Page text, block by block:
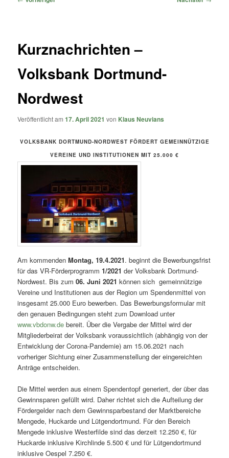
Kurznachrichten –
Volksbank Dortmund-
Nordwest
Veröffentlicht am17. April 2021 von Klaus Neuvians
VOLKSBANK DORTMUND-NORDWEST FÖRDERT GEMEINNÜTZIGE
VEREINE UND INSTITUTIONEN MIT 25.000 €
Am kommendenMontag, 19.4.2021. beginnt die Bewerbungsfrist
für das VR-Förderprogramm1/2021 der Volksbank Dortmund-
Nordwest. Bis zum06. Juni 2021 können sich gemeinnützige
Vereine und Institutionen aus der Region um Spendenmittel von
insgesamt 25.000 Euro bewerben. Das Bewerbungsformular mit
den genauen Bedingungen steht zum Download unter
www.vbdonw.de bereit. Über die Vergabe der Mittel wird der
Mitgliederbeirat der Volksbank voraussichtlich (abhängig von der
Entwicklung der Corona-Pandemie) am 15.06.2021 nach
vorheriger Sichtung einer Zusammenstellung der eingereichten
Anträge entscheiden.
Die Mittel werden aus einem Spendentopf generiert, der über das
Gewinnsparen gefüllt wird. Daher richtet sich die Aufteilung der
Fördergelder nach dem Gewinnsparbestand der Marktbereiche
Mengede, Huckarde und Lütgendortmund. Für den Bereich
Mengede inklusive Westerfilde sind das derzeit 12.250 €, für
Huckarde inklusive Kirchlinde 5.500 € und für Lütgendortmund
inklusive Oespel 7.250 €.